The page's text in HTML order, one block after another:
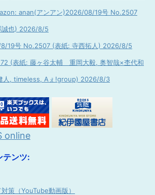
anan(アンアン)2026/08/19号 No.2507
也) 2026/8/5
19号 No.2507 (表紙: 寺西拓人) 2026/8/5
(表紙: 藤ヶ谷太輔 重岡大毅, 奥智哉×杢代和
人, timeless, Aぇ!group) 2026/8/3
テンツ:
策（YouTube動画版）